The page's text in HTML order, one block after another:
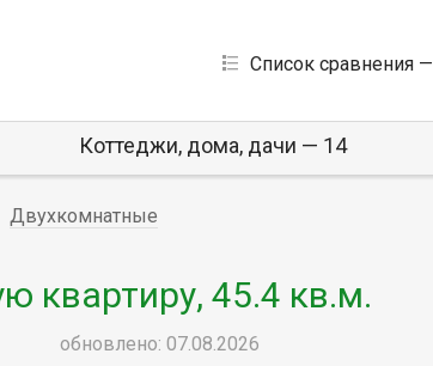
Список сравнения —
Коттеджи, дома, дачи — 14
Двухкомнатные
квартиру, 45.4 кв.м.
обновлено: 07.08.2026